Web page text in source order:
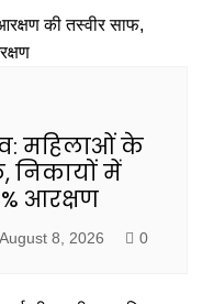
महिलाओं के
निकायों में
आरक्षण
August 8, 2026 0